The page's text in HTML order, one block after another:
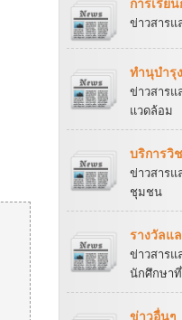
การเรีย
ข่าวสาร
ทำนุบำรุ
ข่าวสารแ
แวดล้อม
บริการวิ
ข่าวสารแ
ชุมชน
รางวัลแ
ข่าวสารแ
นักศึกษาที่
ข่าวอื่นๆ